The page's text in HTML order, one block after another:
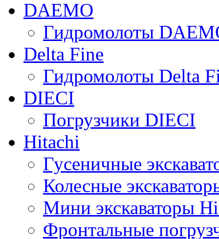
DAEMO
Гидромолоты
Delta Fine
Гидромолоты Delta
DIECI
Погрузчики DIECI
Hitachi
Гусеничные
Колесные
Мини экскаваторы
Фронтальные